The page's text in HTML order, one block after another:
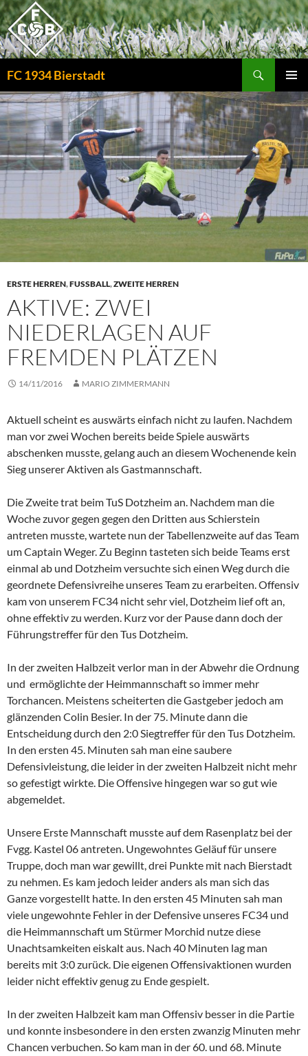
Zum
Inhalt
springen
FC 1934 Bierstadt
MENÜ
ERSTE HERREN,FUSSBALL,ZWEITE HERREN
AKTIVE: ZWEI
NIEDERLAGEN AUF
FREMDEN PLÄTZEN
14/11/2016 MARIO ZIMMERMANN
Aktuell scheint es auswärts einfach nicht zu laufen. Nachdem
man vor zwei Wochen bereits beide Spiele auswärts
abschenken musste, gelang auch an diesem Wochenende kein
Sieg unserer Aktiven als Gastmannschaft.
Die Zweite trat beim TuS Dotzheim an. Nachdem man die
Woche zuvor gegen gegen den Dritten aus Schierstein
antreten musste, wartete nun der Tabellenzweite auf das Team
um Captain Weger. Zu Beginn tasteten sich beide Teams erst
einmal ab und Dotzheim versuchte sich einen Weg durch die
geordnete Defensivreihe unseres Team zu erarbeiten. Offensiv
kam von unserem FC34 nicht sehr viel, Dotzheim lief oft an,
ohne effektiv zu werden. Kurz vor der Pause dann doch der
Führungstreffer für den Tus Dotzheim.
In der zweiten Halbzeit verlor man in der Abwehr die Ordnung
und ermöglichte der Heimmannschaft so immer mehr
Torchancen. Meistens scheiterten die Gastgeber jedoch am
glänzenden Colin Besier. In der 75. Minute dann die
Entscheidung durch den 2:0 Siegtreffer für den Tus Dotzheim.
In den ersten 45. Minuten sah man eine saubere
Defensivleistung, die leider in der zweiten Halbzeit nicht mehr
so gefestigt wirkte. Die Offensive hingegen war so gut wie
abgemeldet.
Unsere Erste Mannschaft musste auf dem Rasenplatz bei der
Fvgg. Kastel 06 antreten. Ungewohntes Geläuf für unsere
Truppe, doch man war gewillt, drei Punkte mit nach Bierstadt
zu nehmen. Es kam jedoch leider anders als man sich das
Ganze vorgestellt hatte. In den ersten 45 Minuten sah man
viele ungewohnte Fehler in der Defensive unseres FC34 und
die Heimmannschaft um Stürmer Morchid nutze diese
Unachtsamkeiten eiskalt aus. Nach 40 Minuten lag man
bereits mit 3:0 zurück. Die eigenen Offensivaktionen wurden
leider nicht effektiv genug zu Ende gespielt.
In der zweiten Halbzeit kam man Offensiv besser in die Partie
und konnte insbesondere in den ersten zwanzig Minuten mehr
Chancen verbuchen. So kam man in der 60. und 68. Minute